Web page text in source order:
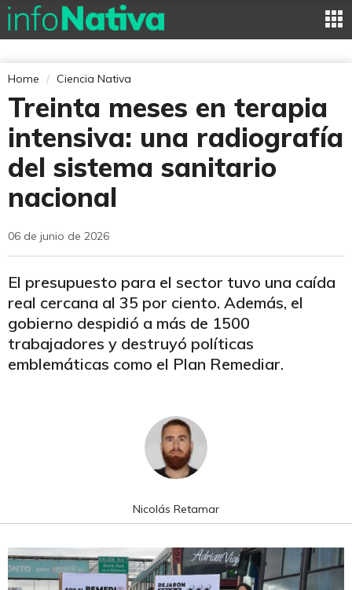
Home Ciencia Nativa
Treinta meses en terapia
intensiva: una radiografía
del sistema sanitario
nacional
06 de junio de 2026
El presupuesto para el sector tuvo una caída
real cercana al 35 por ciento. Además, el
gobierno despidió a más de 1500
trabajadores y destruyó políticas
emblemáticas como el Plan Remediar.
Nicolás Retamar